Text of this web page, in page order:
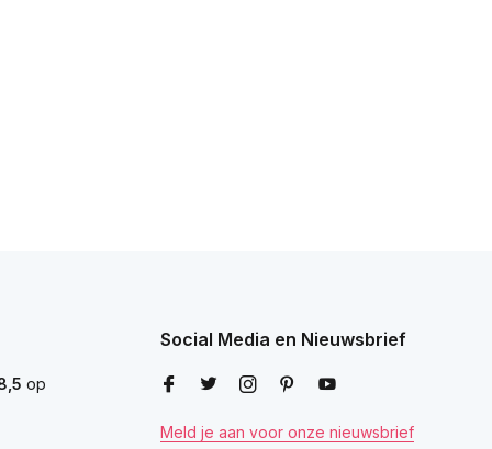
op
Social Media en Nieuwsbrief
Meld je aan voor onze nieuwsbrief